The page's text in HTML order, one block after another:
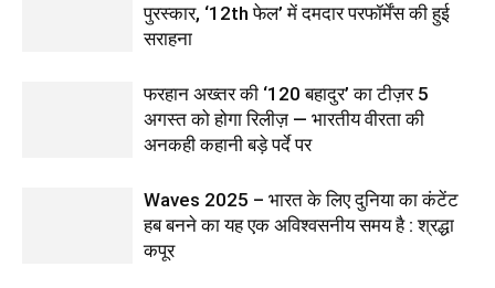
पुरस्कार, ‘12th फेल’ में दमदार परफॉर्मेंस की हुई
सराहना
फरहान अख्तर की ‘120 बहादुर’ का टीज़र 5
अगस्त को होगा रिलीज़ — भारतीय वीरता की
अनकही कहानी बड़े पर्दे पर
Waves 2025 – भारत के लिए दुनिया का कंटेंट
हब बनने का यह एक अविश्वसनीय समय है : श्रद्धा
कपूर